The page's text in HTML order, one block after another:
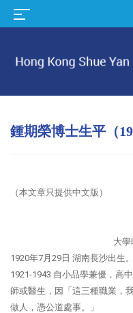
鍾期榮博士生平（
（本文章只提供中文版）
大學
1920年7月29日 湖南長沙出生。
1921-1943 自小品學兼優，高
師或醫生，因「這三種職業，
做人，憑公道處事。」